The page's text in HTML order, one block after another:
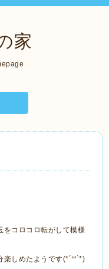
家
をコロコロ転がして模様
しめたようです(*´꒳`*)